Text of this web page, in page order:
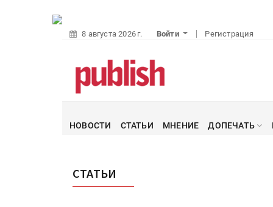
8 августа 2026 г. Войти Регистрация
НОВОСТИ СТАТЬИ МНЕНИЕ ДОПЕЧАТЬ
СТАТЬИ